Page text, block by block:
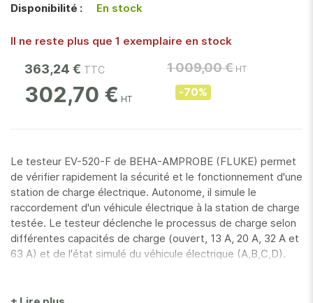
Disponibilité : En stock
Il ne reste plus que 1 exemplaire en stock
363,24 €
302,70 €
1 009,00 €
-70%
Le testeur EV-520-F de BEHA-AMPROBE (FLUKE) permet
de vérifier rapidement la sécurité et le fonctionnement d'une
station de charge électrique. Autonome, il simule le
raccordement d'un véhicule électrique à la station de charge
testée. Le testeur déclenche le processus de charge selon
différentes capacités de charge (ouvert, 13 A, 20 A, 32 A et
63 A) et de l'état simulé du véhicule électrique (A,B,C,D).
équipements de mesures supplémentaires peuvent être